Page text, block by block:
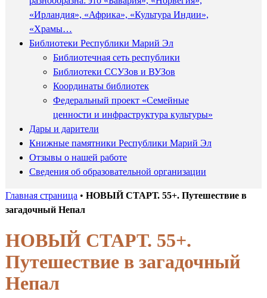
«Ирландия», «Африка», «Культура Индии»,
«Храмы…
Библиотеки Республики Марий Эл
Библиотечная сеть республики
Библиотеки ССУЗов и ВУЗов
Координаты библиотек
Федеральный проект «Семейные
ценности и инфраструктура культуры»
Дары и дарители
Книжные памятники Республики Марий Эл
Отзывы о нашей работе
Сведения об образовательной организации
Главная страница • НОВЫЙ СТАРТ. 55+. Путешествие в
загадочный Непал
НОВЫЙ СТАРТ. 55+.
Путешествие в загадочный
Непал